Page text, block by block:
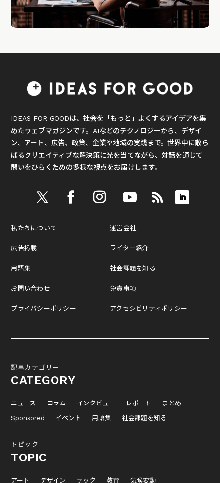
IDEAS FOR GOODは、社会を「もっと」よくするアイデアを集
めたウェブマガジンです。AIなどのテクノロジーから、デザイ
ン、アート、広告、政策、企業や地域の実践まで。世界中に散ら
ばるクリエイティブな解決策に光を当てながら、対話を通じて
問いをひらくための多様な視点をお届けします。
私たちについて
広告掲載
用語集
お問い合わせ
プライバシーポリシー
運営会社
ライター紹介
社会課題を知る
免責事項
アクセシビリティポリシー
記事カテゴリー
CATEGORY
ニュース コラム インタビュー レポート
まとめ
Sponsored
イベント 用語集 社会課題を知る
トピック
TOPIC
アート デザイン テック 教育 気候変動